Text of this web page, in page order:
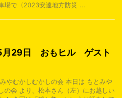
場で〈2023安達地方防災 ...
月29日 おもヒル ゲスト
やむかしむかしの会 本日は もとみや
の会 より、松本さん（左）にお越しい